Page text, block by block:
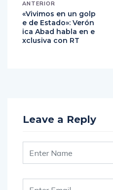
ANTERIOR
«Vivimos en un golp
e de Estado»: Verón
ica Abad habla en e
xclusiva con RT
Leave a Reply